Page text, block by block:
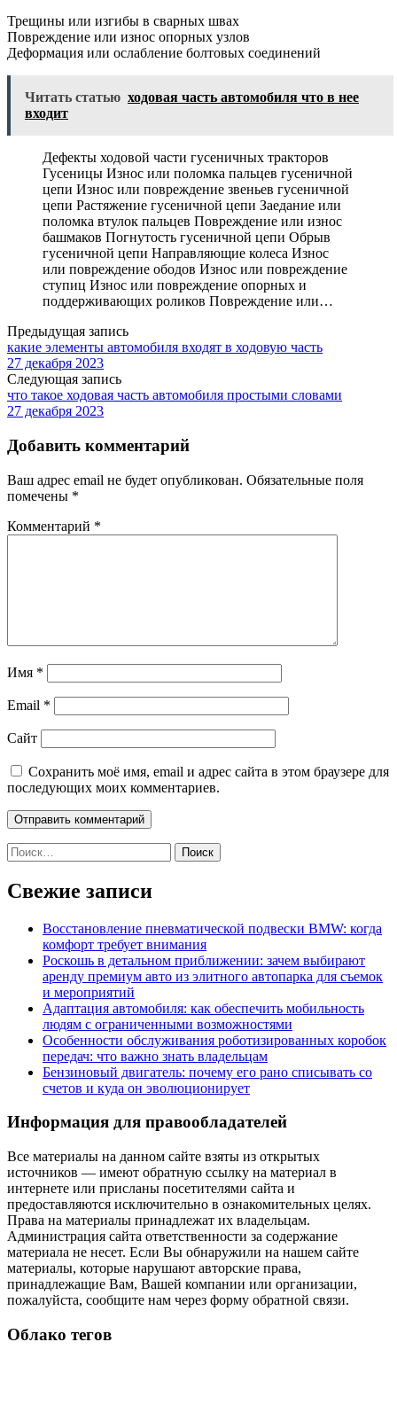
Трещины или изгибы в сварных швах
Повреждение или износ опорных узлов
Деформация или ослабление болтовых соединений
Читать статью ходовая часть автомобиля что в нее
входит
Дефекты ходовой части гусеничных тракторов
Гусеницы Износ или поломка пальцев гусеничной
цепи Износ или повреждение звеньев гусеничной
цепи Растяжение гусеничной цепи Заедание или
поломка втулок пальцев Повреждение или износ
башмаков Погнутость гусеничной цепи Обрыв
гусеничной цепи Направляющие колеса Износ
или повреждение ободов Износ или повреждение
ступиц Износ или повреждение опорных и
поддерживающих роликов Повреждение или…
Предыдущая запись
какие элементы автомобиля входят в ходовую часть
27 декабря 2023
Следующая запись
что такое ходовая часть автомобиля простыми словами
27 декабря 2023
Добавить комментарий
Ваш адрес email не будет опубликован. Обязательные поля
помечены *
Комментарий *
Имя *
Email *
Сайт
Сохранить моё имя, email и адрес сайта в этом браузере для
последующих моих комментариев.
Найти:
Свежие записи
Восстановление пневматической подвески BMW: когда
комфорт требует внимания
Роскошь в детальном приближении: зачем выбирают
аренду премиум авто из элитного автопарка для съемок
и мероприятий
Адаптация автомобиля: как обеспечить мобильность
людям с ограниченными возможностями
Особенности обслуживания роботизированных коробок
передач: что важно знать владельцам
Бензиновый двигатель: почему его рано списывать со
счетов и куда он эволюционирует
Информация для правообладателей
Все материалы на данном сайте взяты из открытых
источников — имеют обратную ссылку на материал в
интернете или присланы посетителями сайта и
предоставляются исключительно в ознакомительных целях.
Права на материалы принадлежат их владельцам.
Администрация сайта ответственности за содержание
материала не несет. Если Вы обнаружили на нашем сайте
материалы, которые нарушают авторские права,
принадлежащие Вам, Вашей компании или организации,
пожалуйста, сообщите нам через форму обратной связи.
Облако тегов